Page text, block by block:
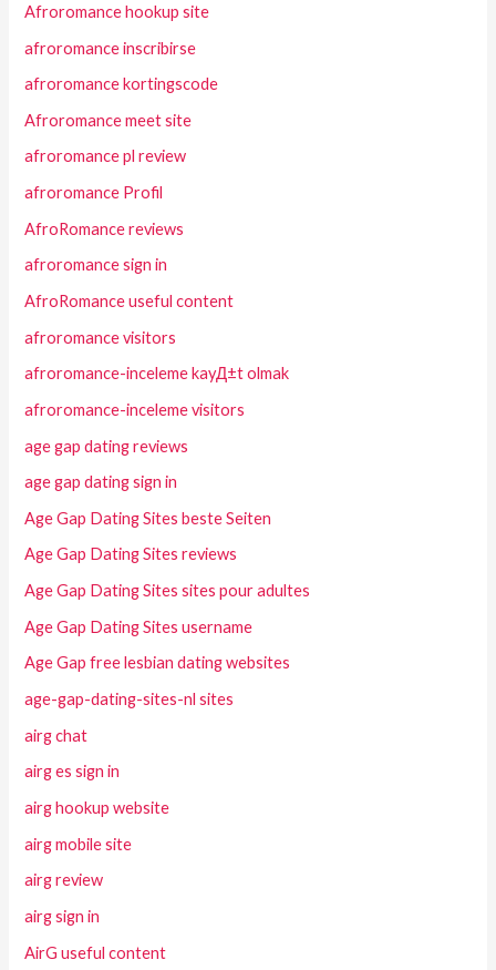
Afroromance hookup site
afroromance inscribirse
afroromance kortingscode
Afroromance meet site
afroromance pl review
afroromance Profil
AfroRomance reviews
afroromance sign in
AfroRomance useful content
afroromance visitors
afroromance-inceleme kayД±t olmak
afroromance-inceleme visitors
age gap dating reviews
age gap dating sign in
Age Gap Dating Sites beste Seiten
Age Gap Dating Sites reviews
Age Gap Dating Sites sites pour adultes
Age Gap Dating Sites username
Age Gap free lesbian dating websites
age-gap-dating-sites-nl sites
airg chat
airg es sign in
airg hookup website
airg mobile site
airg review
airg sign in
AirG useful content